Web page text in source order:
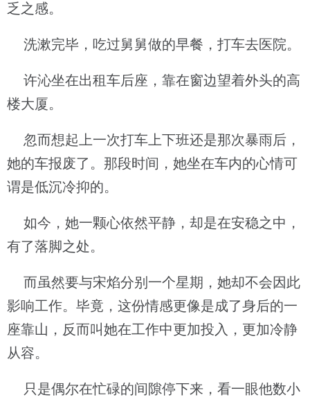
乏之感。
洗漱完毕，吃过舅舅做的早餐，打车去医院。
许沁坐在出租车后座，靠在窗边望着外头的高
楼大厦。
忽而想起上一次打车上下班还是那次暴雨后，
她的车报废了。那段时间，她坐在车内的心情可
谓是低沉冷抑的。
如今，她一颗心依然平静，却是在安稳之中，
有了落脚之处。
而虽然要与宋焰分别一个星期，她却不会因此
影响工作。毕竟，这份情感更像是成了身后的一
座靠山，反而叫她在工作中更加投入，更加冷静
从容。
只是偶尔在忙碌的间隙停下来，看一眼他数小